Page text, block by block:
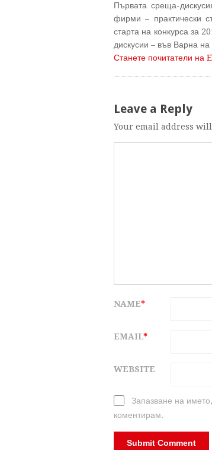
Първата среща-
фирми – практически
старта на конкурса за
дискусии – във Варна
Станете почитатели на
Leave a Reply
Your email address
NAME*
EMAIL*
WEBSITE
Запазване на
коментирам.